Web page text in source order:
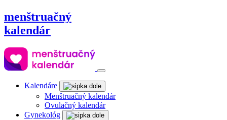
menštruačný
kalendár
Kalendáre
Menštruačný kalendár
Ovulačný kalendár
Gynekológ